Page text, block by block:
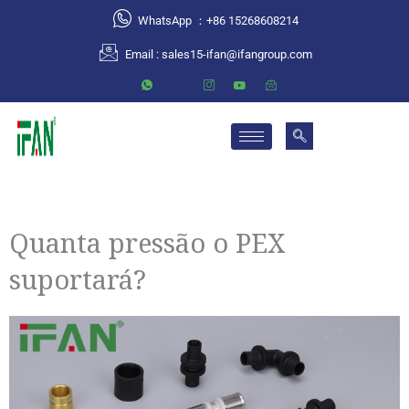
WhatsApp ：+86 15268608214
Email : sales15-ifan@ifangroup.com
Quanta pressão o PEX
suportará?